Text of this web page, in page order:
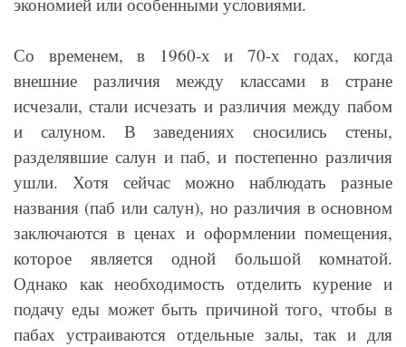
Со временем, в 1960-х и 70-х годах, когда
внешние различия между классами в стране
исчезали, стали исчезать и различия между пабом
и салуном. В заведениях сносились стены,
разделявшие салун и паб, и постепенно различия
ушли. Хотя сейчас можно наблюдать разные
названия (паб или салун), но различия в основном
заключаются в ценах и оформлении помещения,
которое является одной большой комнатой.
Однако как необходимость отделить курение и
подачу еды может быть причиной того, чтобы в
пабах устраиваются отдельные залы, так и для